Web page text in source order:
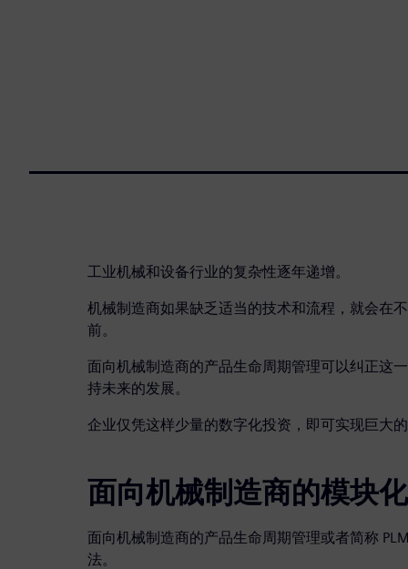
工业机械和设备行业的复杂性逐年递增。
机械制造商如果缺乏适当的技术和流程，就会在
前。
面向机械制造商的产品生命周期管理可以纠正这
持未来的发展。
企业仅凭这样少量的数字化投资，即可实现巨大
面向机械制造商的模块
面向机械制造商的产品生命周期管理或者简称
法。